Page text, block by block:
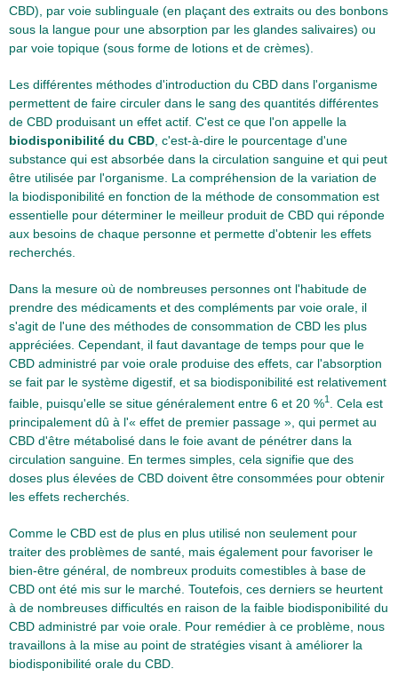
CBD), par voie sublinguale (en plaçant des extraits ou des bonbons
sous la langue pour une absorption par les glandes salivaires) ou
par voie topique (sous forme de lotions et de crèmes).
Les différentes méthodes d'introduction du CBD dans l'organisme
permettent de faire circuler dans le sang des quantités différentes
de CBD produisant un effet actif. C'est ce que l'on appelle la
biodisponibilité du CBD , c'est-à-dire le pourcentage d'une
substance qui est absorbée dans la circulation sanguine et qui peut
être utilisée par l'organisme. La compréhension de la variation de
la biodisponibilité en fonction de la méthode de consommation est
essentielle pour déterminer le meilleur produit de CBD qui réponde
aux besoins de chaque personne et permette d'obtenir les effets
recherchés.
Dans la mesure où de nombreuses personnes ont l'habitude de
prendre des médicaments et des compléments par voie orale, il
s'agit de l'une des méthodes de consommation de CBD les plus
appréciées. Cependant, il faut davantage de temps pour que le
CBD administré par voie orale produise des effets, car l'absorption
se fait par le système digestif, et sa biodisponibilité est relativement
faible, puisqu'elle se situe généralement entre 6 et 20 %1
. Cela est
principalement dû à l'« effet de premier passage », qui permet au
CBD d'être métabolisé dans le foie avant de pénétrer dans la
circulation sanguine. En termes simples, cela signifie que des
doses plus élevées de CBD doivent être consommées pour obtenir
les effets recherchés.
Comme le CBD est de plus en plus utilisé non seulement pour
traiter des problèmes de santé, mais également pour favoriser le
bien-être général, de nombreux produits comestibles à base de
CBD ont été mis sur le marché. Toutefois, ces derniers se heurtent
à de nombreuses difficultés en raison de la faible biodisponibilité du
CBD administré par voie orale. Pour remédier à ce problème, nous
travaillons à la mise au point de stratégies visant à améliorer la
biodisponibilité orale du CBD.